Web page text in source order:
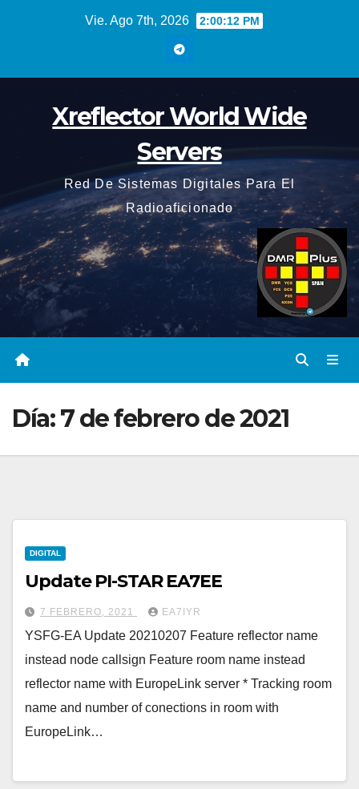
Vie. Ago 7th, 2026 2:00:13 PM
Xreflector World Wide
Servers
Red De Sistemas Digitales Para El
Radioaficionado
Día:7 de febrero de 2021
DIGITAL
Update PI-STAR EA7EE
7 FEBRERO, 2021 EA7IYR
YSFG-EA Update 20210207 Feature reflector name
instead node callsign Feature room name instead
reflector name with EuropeLink server * Tracking room
name and number of conections in room with
EuropeLink…